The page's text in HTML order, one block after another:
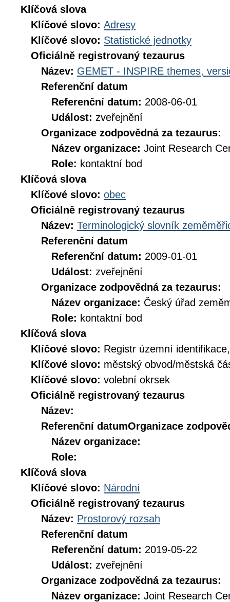
Klíčová slova
Klíčové slovo: Adresy
Klíčové slovo: Statistické jednotky
Oficiálně registrovaný tezaurus
Název: GEMET - INSPIRE themes,
Referenční datum
Referenční datum: 2008-06-01
Událost: zveřejnění
Organizace zodpovědná za tezaurus:
Název organizace: Joint Research
Role: kontaktní bod
Klíčová slova
Klíčové slovo: obec
Oficiálně registrovaný tezaurus
Název: Terminologický slovník
Referenční datum
Referenční datum: 2009-01-01
Událost: zveřejnění
Organizace zodpovědná za tezaurus:
Název organizace: Český úřad
Role: kontaktní bod
Klíčová slova
Klíčové slovo: Registr územní
Klíčové slovo: městský obvod/městská
Klíčové slovo: volební okrsek
Oficiálně registrovaný tezaurus
Název:
Referenční datumOrganizace
Název organizace:
Role:
Klíčová slova
Klíčové slovo: Národní
Oficiálně registrovaný tezaurus
Název: Prostorový rozsah
Referenční datum
Referenční datum: 2019-05-22
Událost: zveřejnění
Organizace zodpovědná za tezaurus:
Název organizace: Joint Research